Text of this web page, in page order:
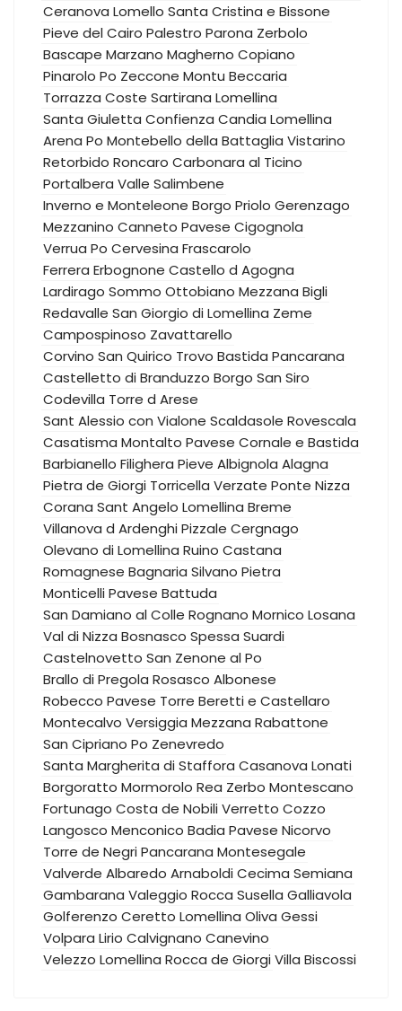
Ceranova Lomello Santa Cristina e Bissone
Pieve del Cairo Palestro Parona Zerbolo
Bascape Marzano Magherno Copiano
Pinarolo Po Zeccone Montu Beccaria
Torrazza Coste Sartirana Lomellina
Santa Giuletta Confienza Candia Lomellina
Arena Po Montebello della Battaglia Vistarino
Retorbido Roncaro Carbonara al Ticino
Portalbera Valle Salimbene
Inverno e Monteleone Borgo Priolo Gerenzago
Mezzanino Canneto Pavese Cigognola
Verrua Po Cervesina Frascarolo
Ferrera Erbognone Castello d Agogna
Lardirago Sommo Ottobiano Mezzana Bigli
Redavalle San Giorgio di Lomellina Zeme
Campospinoso Zavattarello
Corvino San Quirico Trovo Bastida Pancarana
Castelletto di Branduzzo Borgo San Siro
Codevilla Torre d Arese
Sant Alessio con Vialone Scaldasole Rovescala
Casatisma Montalto Pavese Cornale e Bastida
Barbianello Filighera Pieve Albignola Alagna
Pietra de Giorgi Torricella Verzate Ponte Nizza
Corana Sant Angelo Lomellina Breme
Villanova d ArdenghiPizzale Cergnago
Olevano di Lomellina Ruino Castana
Romagnese Bagnaria Silvano Pietra
Monticelli Pavese Battuda
San Damiano al Colle Rognano Mornico Losana
Val di Nizza Bosnasco Spessa Suardi
Castelnovetto San Zenone al Po
Brallo di Pregola Rosasco Albonese
Robecco Pavese Torre Beretti e Castellaro
Montecalvo Versiggia Mezzana Rabattone
San Cipriano Po Zenevredo
Santa Margherita di Staffora Casanova Lonati
Borgoratto Mormorolo Rea Zerbo Montescano
Fortunago Costa de NobiliVerretto Cozzo
Langosco Menconico Badia Pavese Nicorvo
Torre de NegriPancarana Montesegale
Valverde Albaredo ArnaboldiCecima Semiana
Gambarana Valeggio Rocca Susella Galliavola
Golferenzo Ceretto Lomellina Oliva Gessi
Volpara Lirio Calvignano Canevino
Velezzo Lomellina Rocca de GiorgiVilla Biscossi